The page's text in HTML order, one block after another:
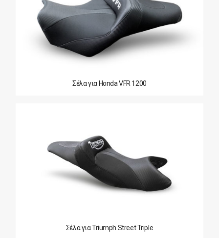
Σέλα για Honda VFR 1200
Σέλα για Triumph Street Triple